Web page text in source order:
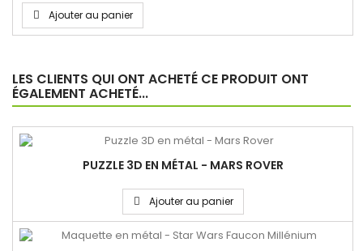
Ajouter au panier
LES CLIENTS QUI ONT ACHETÉ CE PRODUIT ONT
ÉGALEMENT ACHETÉ...
PUZZLE 3D EN MÉTAL - MARS ROVER
Ajouter au panier